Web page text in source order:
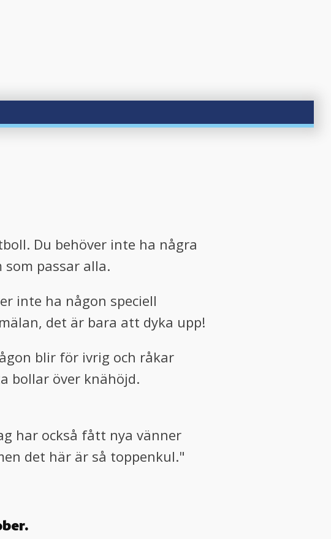
Du behöver inte ha några
passar alla.
inte ha någon speciell
det är bara att dyka upp!
blir för ivrig och råkar
bollar över knähöjd.
har också fått nya vänner
det här är så toppenkul."